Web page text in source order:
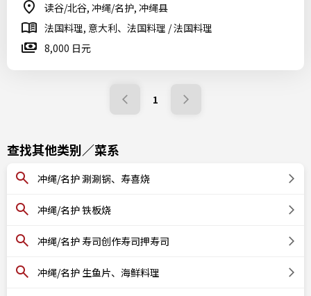
读谷/北谷, 冲绳/名护, 冲绳县
法国料理, 意大利、法国料理 / 法国料理
8,000 日元
1
查找其他类别／菜系
冲绳/名护 涮涮锅、寿喜烧
冲绳/名护 铁板烧
冲绳/名护 寿司创作寿司押寿司
冲绳/名护 生鱼片、海鲜料理